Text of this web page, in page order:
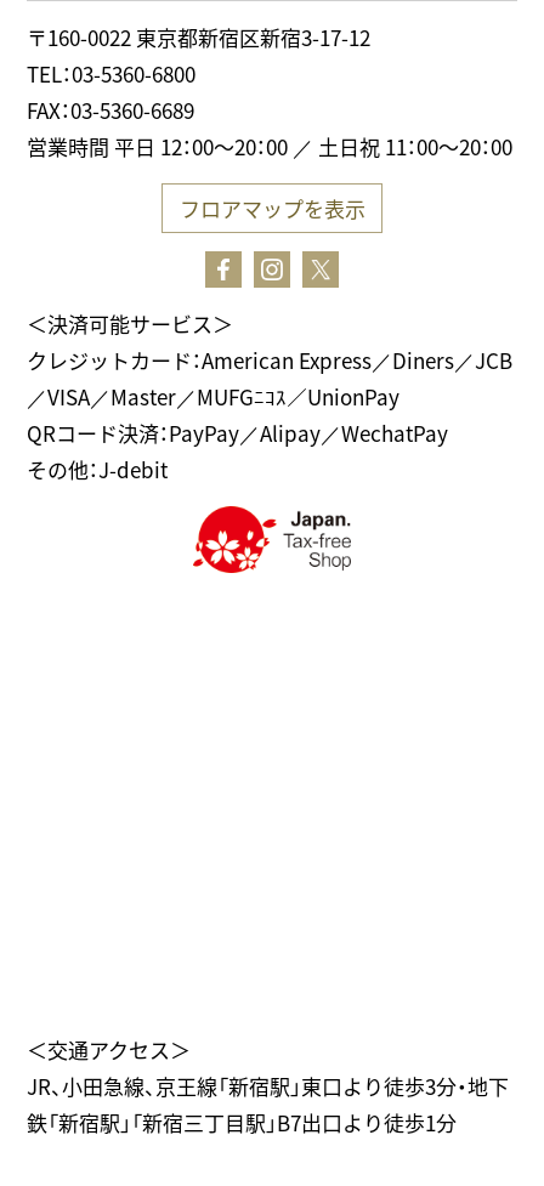
〒160-0022 東京都新宿区新宿3-17-12
TEL：03-5360-6800
FAX：03-5360-6689
営業時間 平日 12：00～20：00 ／ 土日祝 11：00～20：00
フロアマップを表示
＜決済可能サービス＞
クレジットカード：American Express／Diners／JCB
／VISA／Master／MUFGﾆｺｽ／UnionPay
QRコード決済：PayPay／Alipay／WechatPay
その他：J-debit
＜交通アクセス＞
JR、小田急線、京王線「新宿駅」東口より徒歩3分・地下
鉄「新宿駅」「新宿三丁目駅」B7出口より徒歩1分